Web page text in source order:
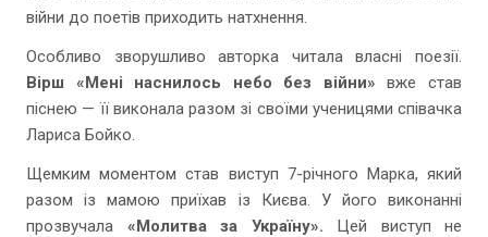
війни до поетів приходить натхнення.
Особливо зворушливо авторка читала власні поезії.
Вірш «Мені наснилось небо без війни» вже став
піснею — її виконала разом зі своїми ученицями співачка
Лариса Бойко.
Щемким моментом став виступ 7-річного Марка, який
разом із мамою приїхав із Києва. У його виконанні
прозвучала «Молитва за Україну». Цей виступ не